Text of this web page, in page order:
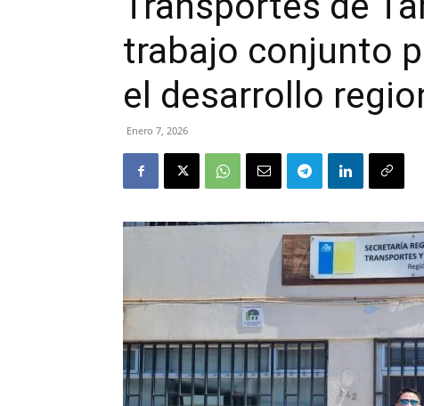
trabajo conjunto
el desarrollo
Enero 7, 2026